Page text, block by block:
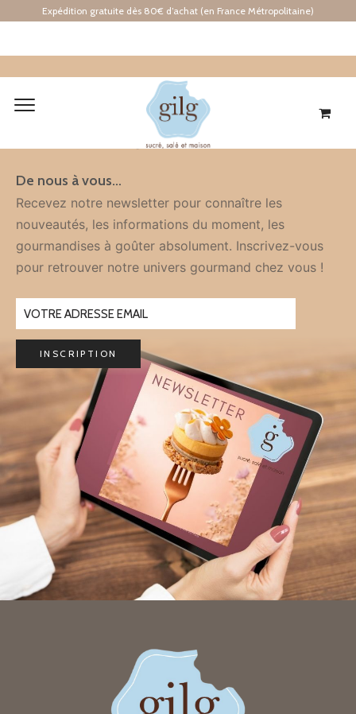
Expédition gratuite dès 80€ d’achat (en France Métropolitaine)
Inscription
À LA NEWSLETTER
De nous à vous…
Recevez notre newsletter pour connaître les
nouveautés, les informations du moment, les
gourmandises à goûter absolument. Inscrivez-vous
pour retrouver notre univers gourmand chez vous !